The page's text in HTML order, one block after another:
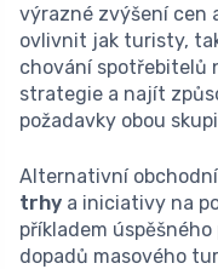
výrazné zvýšení cen
ovlivnit jak turisty,
chování spotřebitelů
strategie a najít
požadavky obou
Alternativní
trhy a iniciativy na
příkladem
dopadů masového